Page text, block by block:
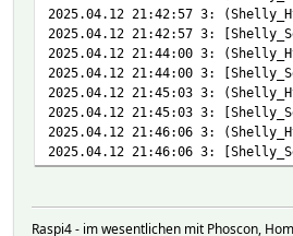
2025.04.12 21:42:57 3:
2025.04.12 21:42:57 3:
2025.04.12 21:44:00 3:
2025.04.12 21:44:00 3:
2025.04.12 21:45:03 3:
2025.04.12 21:45:03 3:
2025.04.12 21:46:06 3:
2025.04.12 21:46:06 3:
Raspi4 - im wesentlichen mit Phoscon,